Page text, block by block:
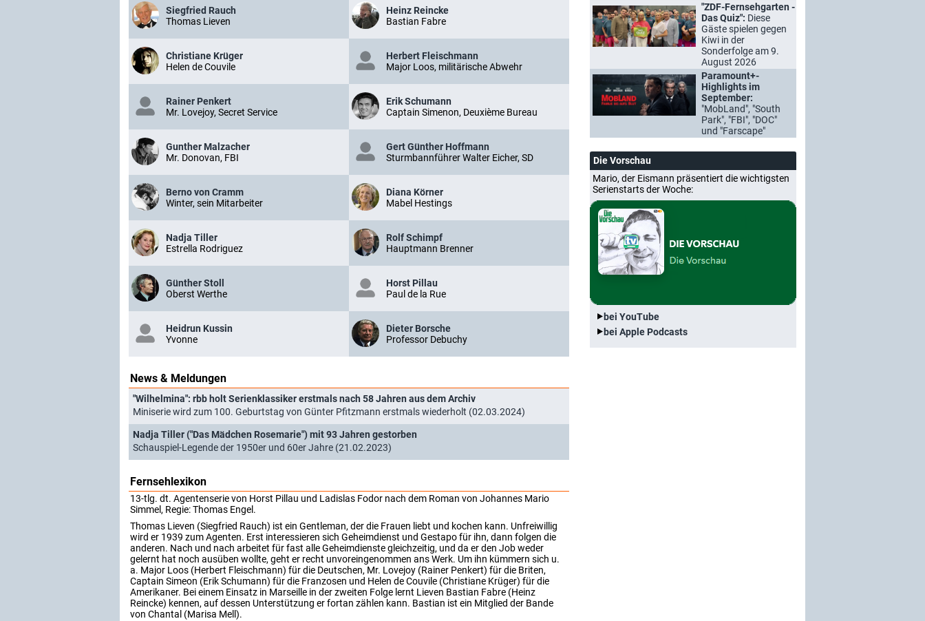
Siegfried Rauch
Thomas Lieven
Heinz Reincke
Bastian Fabre
Christiane Krüger
Helen de Couvile
Herbert Fleischmann
Major Loos, militärische Abwehr
Rainer Penkert
Mr. Lovejoy, Secret Service
Erik Schumann
Captain Simenon, Deuxième Bureau
Gunther Malzacher
Mr. Donovan, FBI
Gert Günther Hoffmann
Sturmbannführer Walter Eicher, SD
Berno von Cramm
Winter, sein Mitarbeiter
Diana Körner
Mabel Hestings
Nadja Tiller
Estrella Rodriguez
Rolf Schimpf
Hauptmann Brenner
Günther Stoll
Oberst Werthe
Horst Pillau
Paul de la Rue
Heidrun Kussin
Yvonne
Dieter Borsche
Professor Debuchy
News & Meldungen
"Wilhelmina": rbb holt Serienklassiker erstmals nach 58 Jahren aus dem Archiv
Miniserie wird zum 100. Geburtstag von Günter Pfitzmann erstmals wiederholt (02.03.2024)
Nadja Tiller ("Das Mädchen Rosemarie") mit 93 Jahren gestorben
Schauspiel-Legende der 1950er und 60er Jahre (21.02.2023)
Fernsehlexikon
13-tlg. dt. Agentenserie von Horst Pillau und Ladislas Fodor nach dem Roman von Johannes Mario
Simmel, Regie: Thomas Engel.
Thomas Lieven (Siegfried Rauch) ist ein Gentleman, der die Frauen liebt und kochen kann. Unfreiwillig
wird er 1939 zum Agenten. Erst interessieren sich Geheimdienst und Gestapo für ihn, dann folgen die
anderen. Nach und nach arbeitet für fast alle Geheimdienste gleichzeitig, und da er den Job weder
gelernt hat noch ausüben wollte, geht er recht unvoreingenommen ans Werk. Um ihn kümmern sich u.
a. Major Loos (Herbert Fleischmann) für die Deutschen, Mr. Lovejoy (Rainer Penkert) für die Briten,
Captain Simeon (Erik Schumann) für die Franzosen und Helen de Couvile (Christiane Krüger) für die
Amerikaner. Bei einem Einsatz in Marseille in der zweiten Folge lernt Lieven Bastian Fabre (Heinz
Reincke) kennen, auf dessen Unterstützung er fortan zählen kann. Bastian ist ein Mitglied der Bande
von Chantal (Marisa Mell).
"ZDF-Fernsehgarten -
Das Quiz": Diese
Gäste spielen gegen
Kiwi in der
Sonderfolge am 9.
August 2026
Paramount+-
Highlights im
September:
"MobLand", "South
Park", "FBI", "DOC"
und "Farscape"
Die Vorschau
Mario, der Eismann präsentiert die wichtigsten
Serienstarts der Woche:
bei YouTube
bei Apple Podcasts